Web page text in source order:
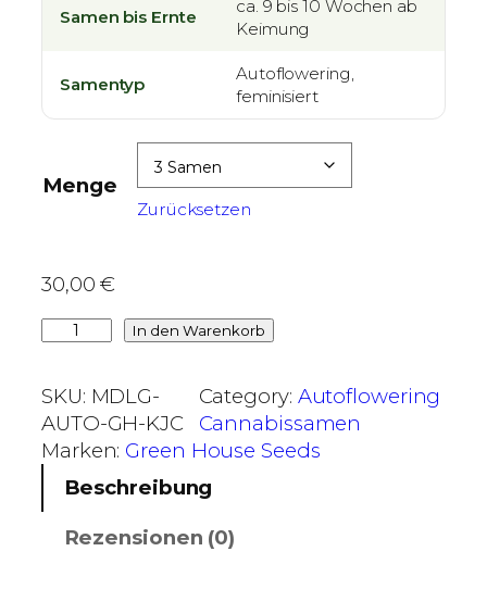
0
,
0
0
s
5
,
0
€
Samen bis Ernte
ca. 9 bis 10 Wochen ab
Keimung
Samentyp
Autoflowering,
feminisiert
Menge
Zurücksetzen
30,00€
n
g
s
In den Warenkorb
SKU: MDLG-
AUTO-GH-KJC
Category: Autoflowering
Cannabissamen
Marken: Green House Seeds
Beschreibung
Rezensionen (0)